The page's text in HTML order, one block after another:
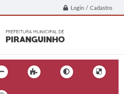
Login / Cadastro